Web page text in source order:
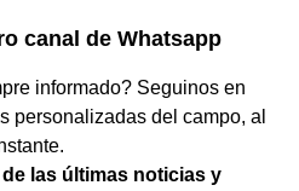
canal de Whatsapp
informado? Seguinos en
personalizadas del campo, al
de las últimas noticias y